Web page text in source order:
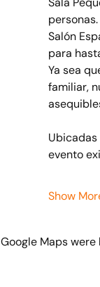
personas.
Salón
para
Ya sea
familiar,
evento
Show
Google Maps